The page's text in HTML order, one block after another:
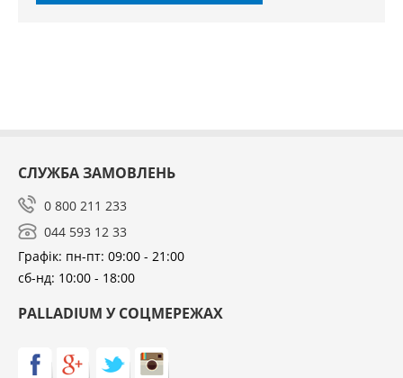
СЛУЖБА ЗАМОВЛЕНЬ
0 800 211 233
044 593 12 33
Графік: пн-пт: 09:00 - 21:00
сб-нд: 10:00 - 18:00
PALLADIUM У СОЦМЕРЕЖАХ